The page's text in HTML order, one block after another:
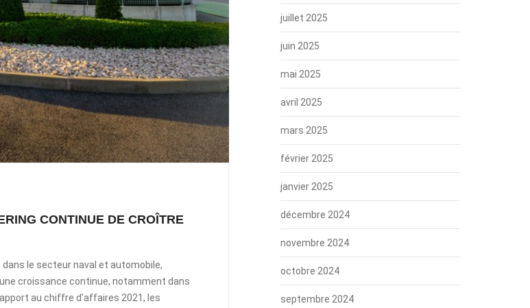
CONTINUE DE CROÎTRE
le secteur naval et automobile,
croissance continue, notamment dans
au chiffre d’affaires 2021, les
juillet 2025
juin 2025
mai 2025
avril 2025
mars 2025
février 2025
janvier 2025
décembre 2024
novembre 2024
octobre 2024
septembre 2024